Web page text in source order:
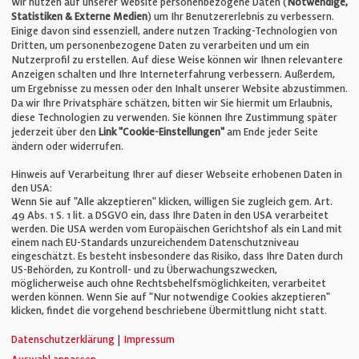
E-Mail:info@bauelemente-bau.eu
Unternehmen
Impressum
Cookie-Einstellungen
AGB
© Verlag für Fachpublizistik GmbH
Wir nutzen auf unserer Website personenbezogene Daten (Notwendige,
Statistiken & Externe Medien) um Ihr Benutzererlebnis zu verbessern.
Einige davon sind essenziell, andere nutzen Tracking-Technologien von
Dritten, um personenbezogene Daten zu verarbeiten und um ein
Nutzerprofil zu erstellen. Auf diese Weise können wir Ihnen relevantere
Anzeigen schalten und Ihre Interneterfahrung verbessern. Außerdem,
um Ergebnisse zu messen oder den Inhalt unserer Website abzustimmen.
Da wir Ihre Privatsphäre schätzen, bitten wir Sie hiermit um Erlaubnis,
diese Technologien zu verwenden. Sie können Ihre Zustimmung später
jederzeit über den Link "Cookie-Einstellungen" am Ende jeder Seite
ändern oder widerrufen.
Hinweis auf Verarbeitung Ihrer auf dieser Webseite erhobenen Daten in
den USA:
Wenn Sie auf "Alle akzeptieren" klicken, willigen Sie zugleich gem. Art.
49 Abs. 1 S. 1 lit. a DSGVO ein, dass Ihre Daten in den USA verarbeitet
werden. Die USA werden vom Europäischen Gerichtshof als ein Land mit
einem nach EU-Standards unzureichendem Datenschutzniveau
eingeschätzt. Es besteht insbesondere das Risiko, dass Ihre Daten durch
US-Behörden, zu Kontroll- und zu Überwachungszwecken,
möglicherweise auch ohne Rechtsbehelfsmöglichkeiten, verarbeitet
werden können. Wenn Sie auf "Nur notwendige Cookies akzeptieren"
klicken, findet die vorgehend beschriebene Übermittlung nicht statt.
Datenschutzerklärung
Impressum